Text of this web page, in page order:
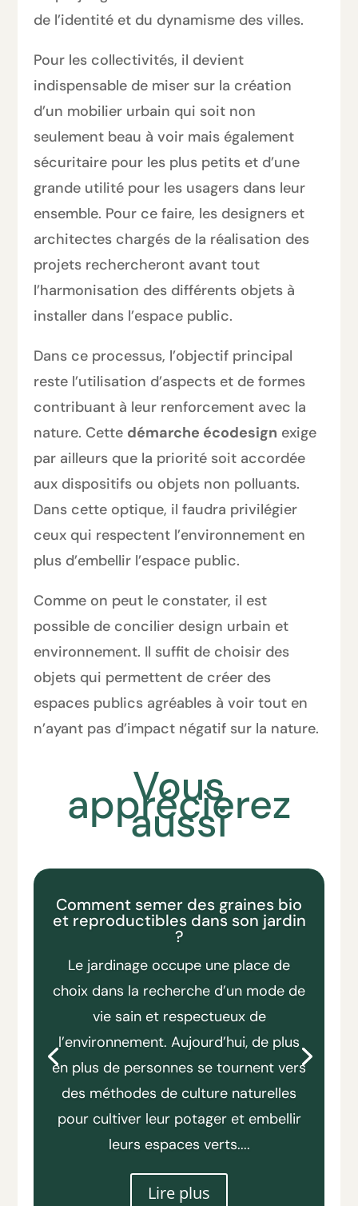
de l’identité et du dynamisme des villes.
Pour les collectivités, il devient
indispensable de miser sur la création
d’un mobilier urbain qui soit non
seulement beau à voir mais également
sécuritaire pour les plus petits et d’une
grande utilité pour les usagers dans leur
ensemble. Pour ce faire, les designers et
architectes chargés de la réalisation des
projets rechercheront avant tout
l’harmonisation des différents objets à
installer dans l’espace public.
Dans ce processus, l’objectif principal
reste l’utilisation d’aspects et de formes
contribuant à leur renforcement avec la
nature. Cette démarche écodesign exige
par ailleurs que la priorité soit accordée
aux dispositifs ou objets non polluants.
Dans cette optique, il faudra privilégier
ceux qui respectent l’environnement en
plus d’embellir l’espace public.
Comme on peut le constater, il est
possible de concilier design urbain et
environnement. Il suffit de choisir des
objets qui permettent de créer des
espaces publics agréables à voir tout en
n’ayant pas d’impact négatif sur la nature.
Vous
apprécierez
aussi
Comment semer des graines bio
et reproductibles dans son jardin
?
Le jardinage occupe une place de
choix dans la recherche d’un mode de
vie sain et respectueux de
l’environnement. Aujourd’hui, de plus
en plus de personnes se tournent vers
des méthodes de culture naturelles
pour cultiver leur potager et embellir
leurs espaces verts....
Lire plus